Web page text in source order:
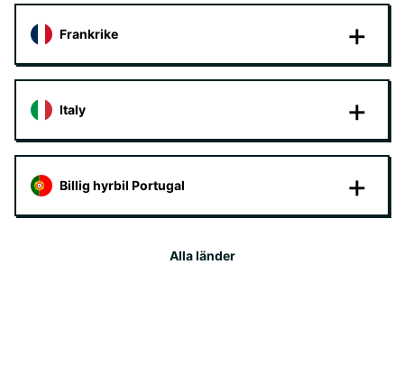
Frankrike
Italy
Billig hyrbil Portugal
Alla länder